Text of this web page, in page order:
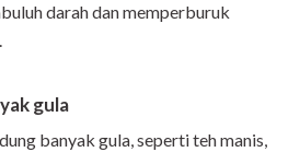
darah dan memperburuk
gula
banyak gula, seperti teh manis,